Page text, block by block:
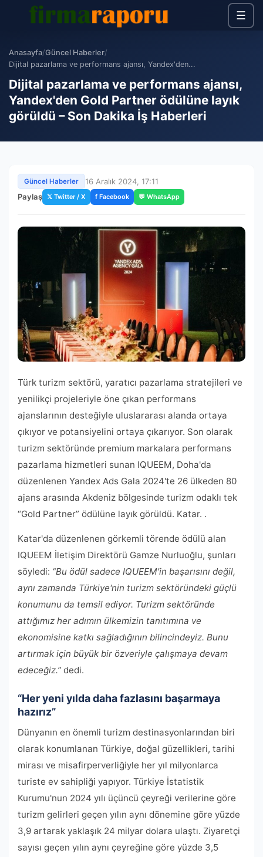
☰
Anasayfa/Güncel Haberler/
Dijital pazarlama ve performans ajansı, Yandex'den...
Dijital pazarlama ve performans ajansı,
Yandex'den Gold Partner ödülüne layık
görüldü – Son Dakika İş Haberleri
Güncel Haberler
16 Aralık 2024, 17:11
Paylaş 𝕏 Twitter / X f Facebook 💬 WhatsApp
Türk turizm sektörü, yaratıcı pazarlama stratejileri ve
yenilikçi projeleriyle öne çıkan performans
ajanslarının desteğiyle uluslararası alanda ortaya
çıkıyor ve potansiyelini ortaya çıkarıyor. Son olarak
turizm sektöründe premium markalara performans
pazarlama hizmetleri sunan IQUEEM, Doha'da
düzenlenen Yandex Ads Gala 2024'te 26 ülkeden 80
ajans arasında Akdeniz bölgesinde turizm odaklı tek
“Gold Partner” ödülüne layık görüldü. Katar. .
Katar'da düzenlenen görkemli törende ödülü alan
IQUEEM İletişim Direktörü Gamze Nurluoğlu, şunları
söyledi: “Bu ödül sadece IQUEEM'in başarısını değil,
aynı zamanda Türkiye'nin turizm sektöründeki güçlü
konumunu da temsil ediyor. Turizm sektöründe
attığımız her adımın ülkemizin tanıtımına ve
ekonomisine katkı sağladığının bilincindeyiz. Bunu
artırmak için büyük bir özveriyle çalışmaya devam
edeceğiz.” dedi.
“Her yeni yılda daha fazlasını başarmaya
hazırız”
Dünyanın en önemli turizm destinasyonlarından biri
olarak konumlanan Türkiye, doğal güzellikleri, tarihi
mirası ve misafirperverliğiyle her yıl milyonlarca
turiste ev sahipliği yapıyor. Türkiye İstatistik
Kurumu'nun 2024 yılı üçüncü çeyreği verilerine göre
turizm gelirleri geçen yılın aynı dönemine göre yüzde
3,9 artarak yaklaşık 24 milyar dolara ulaştı. Ziyaretçi
sayısı geçen yılın aynı çeyreğine göre yüzde 3,5